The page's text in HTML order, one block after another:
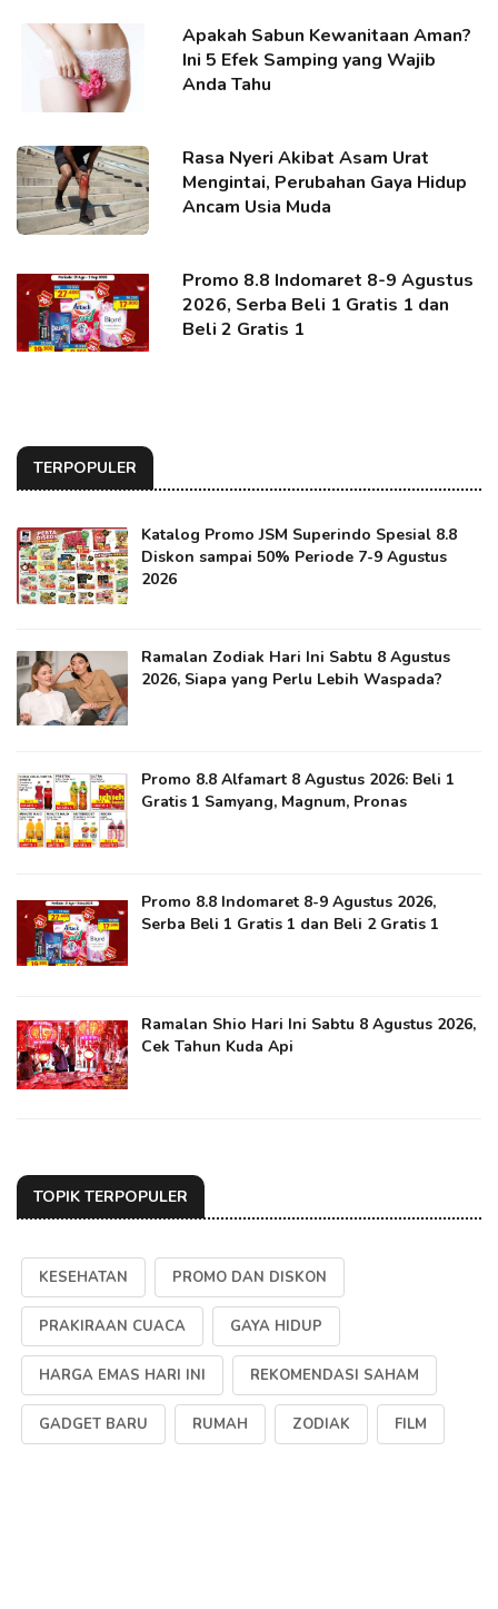
Apakah Sabun Kewanitaan Aman?
Ini 5 Efek Samping yang Wajib
Anda Tahu
Rasa Nyeri Akibat Asam Urat
Mengintai, Perubahan Gaya Hidup
Ancam Usia Muda
Promo 8.8 Indomaret 8-9 Agustus
2026, Serba Beli 1 Gratis 1 dan
Beli 2 Gratis 1
TERPOPULER
Katalog Promo JSM Superindo Spesial 8.8
Diskon sampai 50% Periode 7-9 Agustus
2026
Ramalan Zodiak Hari Ini Sabtu 8 Agustus
2026, Siapa yang Perlu Lebih Waspada?
Promo 8.8 Alfamart 8 Agustus 2026: Beli 1
Gratis 1 Samyang, Magnum, Pronas
Promo 8.8 Indomaret 8-9 Agustus 2026,
Serba Beli 1 Gratis 1 dan Beli 2 Gratis 1
Ramalan Shio Hari Ini Sabtu 8 Agustus 2026,
Cek Tahun Kuda Api
TOPIK TERPOPULER
KESEHATAN PROMO DAN DISKON
PRAKIRAAN CUACA GAYA HIDUP
HARGA EMAS HARI INI REKOMENDASI SAHAM
GADGET BARU RUMAH ZODIAK FILM